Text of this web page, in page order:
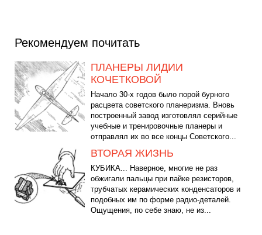
Рекомендуем почитать
ПЛАНЕРЫ ЛИДИИ
КОЧЕТКОВОЙ
Начало 30-х годов было порой бурного
расцвета советского планеризма. Вновь
построенный завод изготовлял серийные
учебные и тренировочные планеры и
отправлял их во все концы Советского...
ВТОРАЯ ЖИЗНЬ
КУБИКА... Наверное, многие не раз
обжигали пальцы при пайке резисторов,
трубчатых керамических конденсаторов и
подобных им по форме радио-деталей.
Ощущения, по себе знаю, не из...